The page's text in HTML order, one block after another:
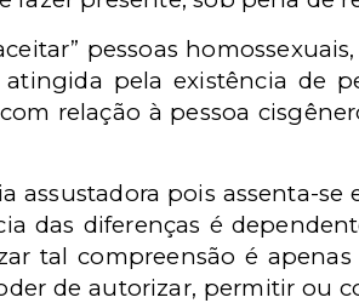
pessoas
pela existência de
relação à pessoa
assustadora pois assenta-se
das diferenças é
tal compreensão é
de autorizar, permitir ou